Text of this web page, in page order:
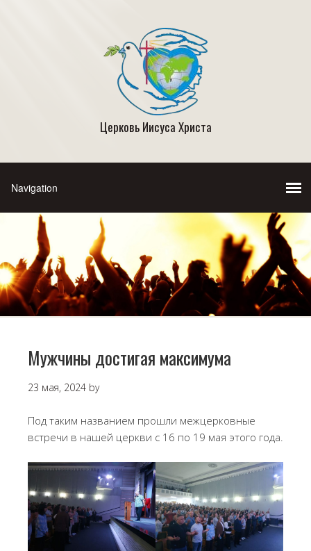
Церковь Иисуса Христа
Мужчины достигая максимума
23 мая, 2024 by
Под таким названием прошли межцерковные
встречи в нашей церкви с 16 по 19 мая этого года.